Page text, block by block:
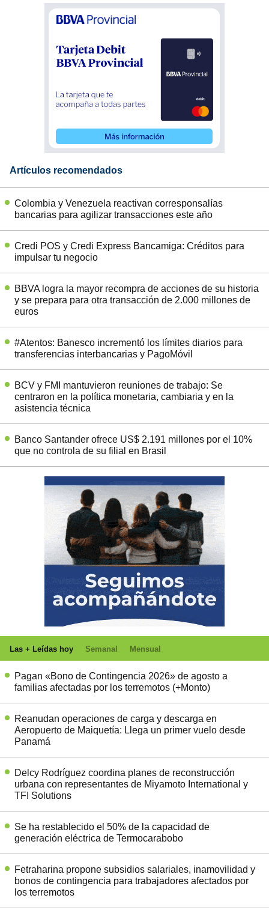
Artículos recomendados
Colombia y Venezuela reactivan corresponsalías
bancarias para agilizar transacciones este año
Credi POS y Credi Express Bancamiga: Créditos para
impulsar tu negocio
BBVA logra la mayor recompra de acciones de su historia
y se prepara para otra transacción de 2.000 millones de
euros
#Atentos: Banesco incrementó los límites diarios para
transferencias interbancarias y PagoMóvil
BCV y FMI mantuvieron reuniones de trabajo: Se
centraron en la política monetaria, cambiaria y en la
asistencia técnica
Banco Santander ofrece US$ 2.191 millones por el 10%
que no controla de su filial en Brasil
Las + Leídas hoy Semanal Mensual
Pagan «Bono de Contingencia 2026» de agosto a
familias afectadas por los terremotos (+Monto)
Reanudan operaciones de carga y descarga en
Aeropuerto de Maiquetía: Llega un primer vuelo desde
Panamá
Delcy Rodríguez coordina planes de reconstrucción
urbana con representantes de Miyamoto International y
TFI Solutions
Se ha restablecido el 50% de la capacidad de
generación eléctrica de Termocarabobo
Fetraharina propone subsidios salariales, inamovilidad y
bonos de contingencia para trabajadores afectados por
los terremotos